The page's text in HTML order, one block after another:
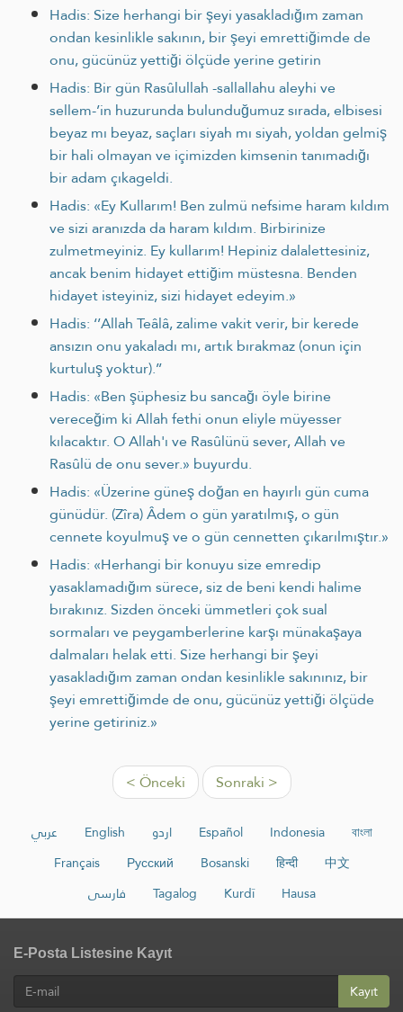
Hadis: Size herhangi bir şeyi yasakladığım zaman
ondan kesinlikle sakının, bir şeyi emrettiğimde de
onu, gücünüz yettiği ölçüde yerine getirin
Hadis: Bir gün Rasûlullah -sallallahu aleyhi ve
sellem-’in huzurunda bulunduğumuz sırada, elbisesi
beyaz mı beyaz, saçları siyah mı siyah, yoldan gelmiş
bir hali olmayan ve içimizden kimsenin tanımadığı
bir adam çıkageldi.
Hadis: «Ey Kullarım! Ben zulmü nefsime haram kıldım
ve sizi aranızda da haram kıldım. Birbirinize
zulmetmeyiniz. Ey kullarım! Hepiniz dalalettesiniz,
ancak benim hidayet ettiğim müstesna. Benden
hidayet isteyiniz, sizi hidayet edeyim.»
Hadis: ‘’Allah Teâlâ, zalime vakit verir, bir kerede
ansızın onu yakaladı mı, artık bırakmaz (onun için
kurtuluş yoktur).’’
Hadis: «Ben şüphesiz bu sancağı öyle birine
vereceğim ki Allah fethi onun eliyle müyesser
kılacaktır. O Allah'ı ve Rasûlünü sever, Allah ve
Rasûlü de onu sever.» buyurdu.
Hadis: «Üzerine güneş doğan en hayırlı gün cuma
günüdür. (Zîra) Âdem o gün yaratılmış, o gün
cennete koyulmuş ve o gün cennetten çıkarılmıştır.»
Hadis: «Herhangi bir konuyu size emredip
yasaklamadığım sürece, siz de beni kendi halime
bırakınız. Sizden önceki ümmetleri çok sual
sormaları ve peygamberlerine karşı münakaşaya
dalmaları helak etti. Size herhangi bir şeyi
yasakladığım zaman ondan kesinlikle sakınınız, bir
şeyi emrettiğimde de onu, gücünüz yettiği ölçüde
yerine getiriniz.»
< Önceki Sonraki >
عربي English اردو Español Indonesia
বাংলা
Français
Русский Bosanski हिन्दी
中文
فارسی
Tagalog Kurdî Hausa
E-Posta Listesine Kayıt
Kayıt